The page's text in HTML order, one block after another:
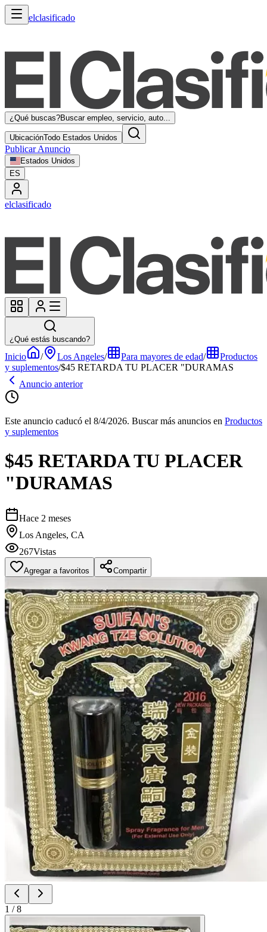
elclasificado
¿Qué buscas?Buscar empleo, servicio, auto...
UbicaciónTodo Estados Unidos
Publicar Anuncio
Estados Unidos
ES
elclasificado
¿Qué estás buscando?
Inicio / Los Angeles/ Para mayores de edad/
Productos
y suplementos/$45 RETARDA TU PLACER "DURAMAS
Anuncio anterior
Este anuncio caducó el 8/4/2026. Buscar más anuncios en Productos
y suplementos
$45 RETARDA TU PLACER
"DURAMAS
Hace 2 meses
Los Angeles, CA
267Vistas
Agregar a favoritos Compartir
1 /8